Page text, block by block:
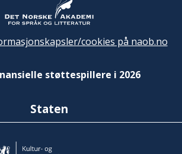
cookies på naob.no
støttespillere i 2026
Staten